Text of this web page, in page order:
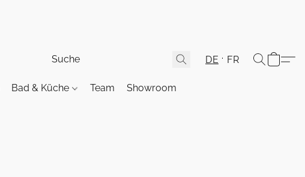
DE FR
Bad & Küche Team Showroom